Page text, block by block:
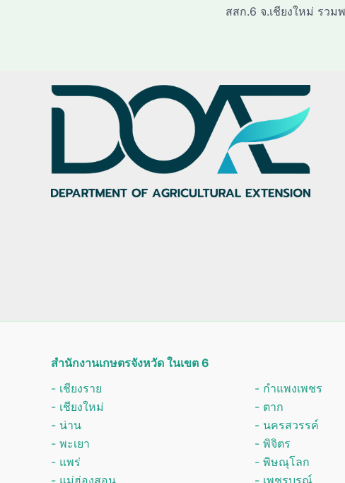
สำนักงานเกษตรจังหวัด ในเขต 6
- เชียงราย
- เชียงใหม่
- น่าน
- พะเยา
- แพร่
- กำแพงเพชร
- ตาก
- นครสวรรค์
- พิจิตร
- พิษณุโลก